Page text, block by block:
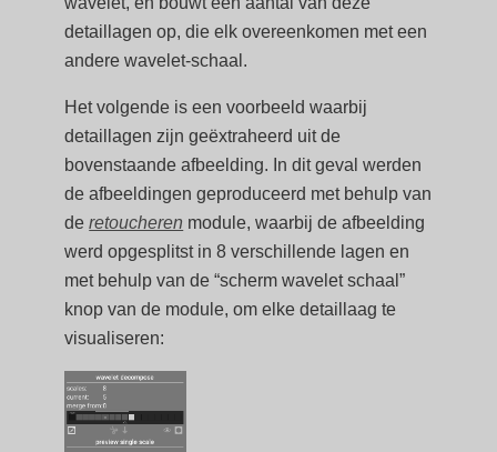
detaillagen op, die elk overeenkomen met een
andere wavelet-schaal.
Het volgende is een voorbeeld waarbij
detaillagen zijn geëxtraheerd uit de
bovenstaande afbeelding. In dit geval werden
de afbeeldingen geproduceerd met behulp van
deretoucheren module, waarbij de afbeelding
werd opgesplitst in 8 verschillende lagen en
met behulp van de “scherm wavelet schaal”
knop van de module, om elke detaillaag te
visualiseren: